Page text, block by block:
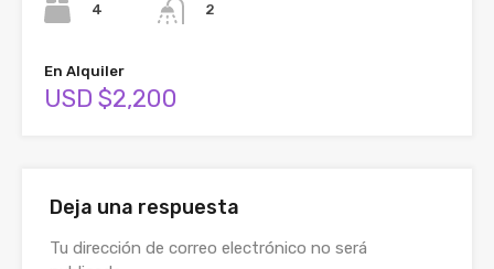
4
2
En Alquiler
USD $2,200
Deja una respuesta
Tu dirección de correo electrónico no será